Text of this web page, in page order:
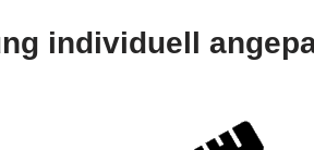
individuell